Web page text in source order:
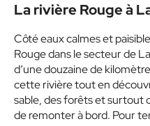
La rivière Rouge à
Côté eaux calmes et
Rouge dans le secteur de
d’une douzaine de
cette rivière tout en
sable, des forêts et surtout
de remonter à bord. Pour